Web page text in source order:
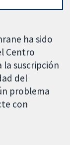
ha sido
Centro
la suscripción
del
problema
con